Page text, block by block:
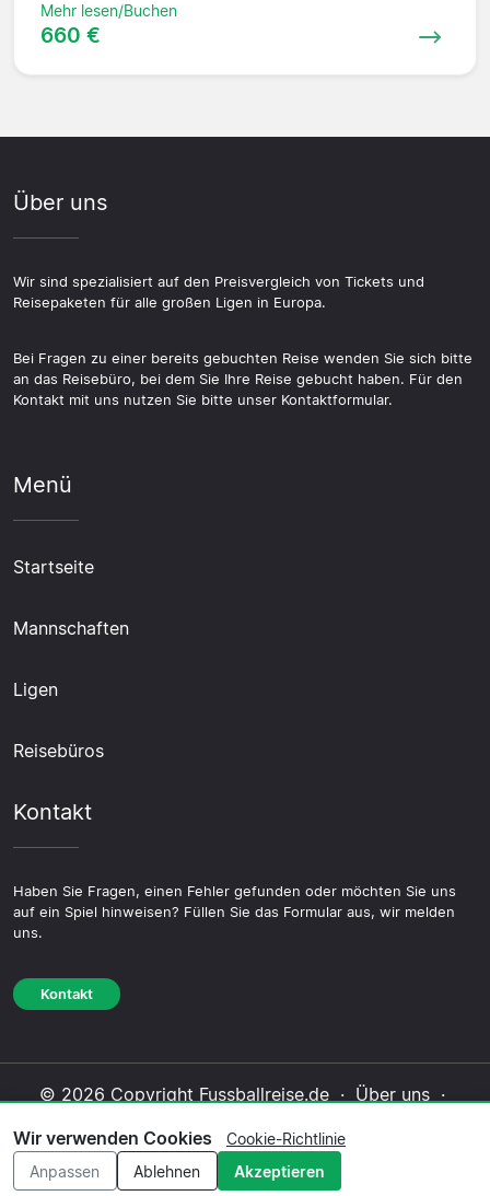
Mehr lesen/Buchen
660 €
Über uns
Wir sind spezialisiert auf den Preisvergleich von Tickets und
Reisepaketen für alle großen Ligen in Europa.
Bei Fragen zu einer bereits gebuchten Reise wenden Sie sich bitte
an das Reisebüro, bei dem Sie Ihre Reise gebucht haben. Für den
Kontakt mit uns nutzen Sie bitte unser Kontaktformular.
Menü
Startseite
Mannschaften
Ligen
Reisebüros
Kontakt
Haben Sie Fragen, einen Fehler gefunden oder möchten Sie uns
auf ein Spiel hinweisen? Füllen Sie das Formular aus, wir melden
uns.
Kontakt
© 2026 Copyright Fussballreise.de · Über uns ·
Cookie-Richtlinie·Redaktionelle Richtlinie
Wir verwenden Cookies
Cookie-Richtlinie
Anpassen
Ablehnen Akzeptieren